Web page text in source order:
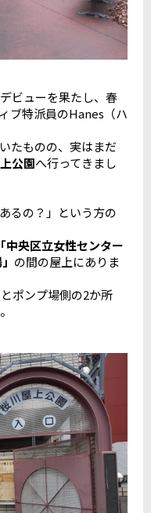
ビューを果たし、春
ブ特派員のHanes（ハ
たものの、実はまだ
公園へ行ってきまし
るの？」という方の
「中央区立女性センター
の間の屋上にありま
ポンプ場側の2か所